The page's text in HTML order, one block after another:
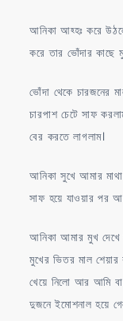
আনিকা আহ্হঃ করে
করে তার ভোঁদার কাছে
ভোঁদা থেকে চারজনের
চারপাশ চেটে সাফ
বের করতে লাগলাম।
আনিকা সুখে আমার
সাফ হয়ে যাওয়ার পর
আনিকা আমার মুখ
মুখের ভিতর মাল
খেয়ে নিলো আর আমি
দুজনে ইমোশনাল হয়ে